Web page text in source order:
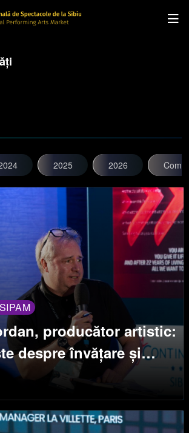
2025 2026
producător artistic:
despre învățare și